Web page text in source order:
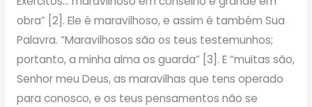
obra” [2]. Ele é maravilhoso, e assim é também Sua
Palavra. “Maravilhosos são os teus testemunhos;
portanto, a minha alma os guarda” [3]. E “muitas são,
Senhor meu Deus, as maravilhas que tens operado
para conosco, e os teus pensamentos não se